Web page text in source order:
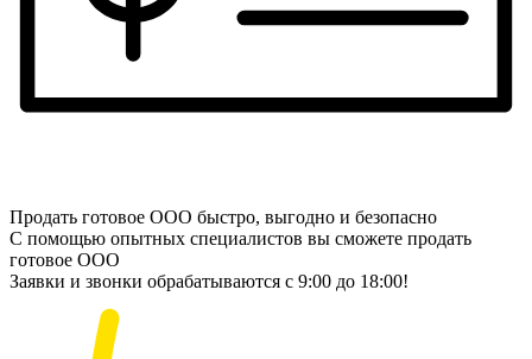
Продать готовое ООО быстро, выгодно и безопасно
С помощью опытных специалистов вы сможете продать
готовое ООО
Заявки и звонки обрабатываются с 9:00 до 18:00!